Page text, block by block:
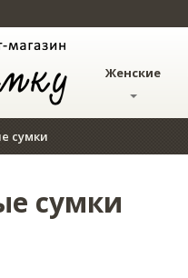
Женские
сумки
сумки